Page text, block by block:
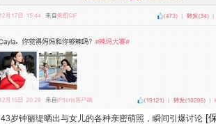
43岁钟丽缇晒出与女儿的各种亲密萌照，瞬间引爆讨论 [